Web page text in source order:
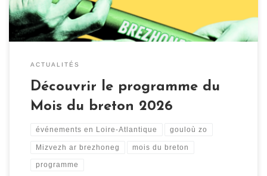
ACTUALITÉS
Découvrir le programme du
Mois du breton 2026
événements en Loire-Atlantique gouloù zo
Mizvezh ar brezhoneg mois du breton
programme